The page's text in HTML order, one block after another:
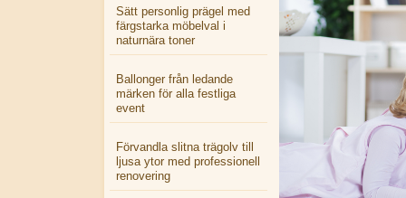
Sätt personlig prägel med
färgstarka möbelval i
naturnära toner
Ballonger från ledande
märken för alla festliga
event
Förvandla slitna trägolv till
ljusa ytor med professionell
renovering